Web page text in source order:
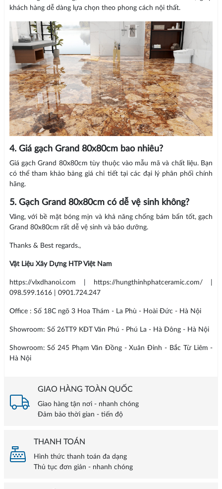
khách hàng dễ dàng lựa chọn theo phong cách nội thất.
4. Giá gạch Grand 80x80cm bao nhiêu?
Giá gạch Grand 80x80cm tùy thuộc vào mẫu mã và chất liệu. Bạn
có thể tham khảo bảng giá chi tiết tại các đại lý phân phối chính
hãng.
5. Gạch Grand 80x80cm có dễ vệ sinh không?
Vâng, với bề mặt bóng mịn và khả năng chống bám bẩn tốt, gạch
Grand 80x80cm rất dễ vệ sinh và bảo dưỡng.
Thanks & Best regards.,
Vật Liệu Xây Dựng HTP Việt Nam
https://vlxdhanoi.com | https://hungthinhphatceramic.com/ |
098.599.1616 | 0901.724.247
Office : Số 18C ngõ 3 Hoa Thám - La Phù - Hoài Đức - Hà Nội
Showroom: Số 26TT9 KĐT Văn Phú - Phú La - Hà Đông - Hà Nội
Showroom: Số 245 Phạm Văn Đồng - Xuân Đỉnh - Bắc Từ Liêm -
Hà Nội
GIAO HÀNG TOÀN QUỐC
Giao hàng tận nơi - nhanh chóng
Đảm bảo thời gian - tiến độ
THANH TOÁN
Hình thức thanh toán đa dạng
Thủ tục đơn giản - nhanh chóng